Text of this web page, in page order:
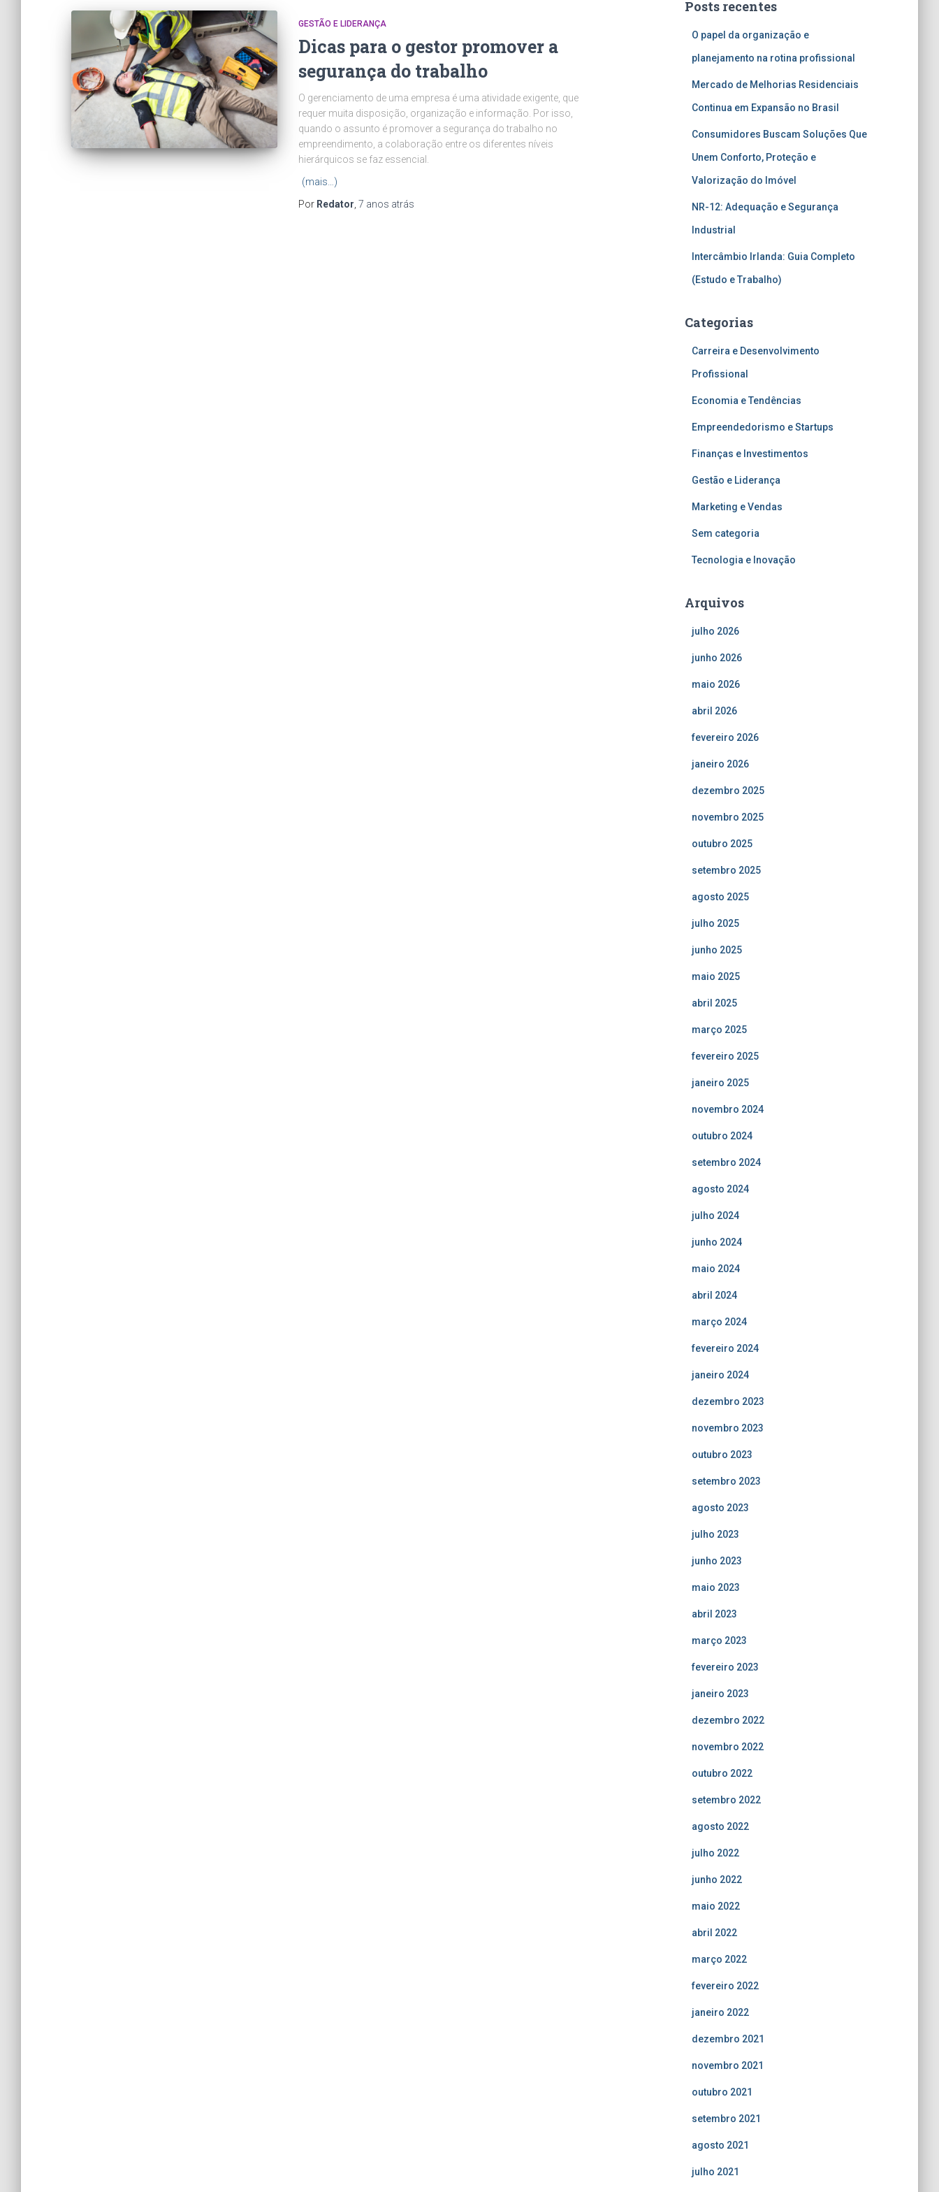
GESTÃO E LIDERANÇA
Dicas para o gestor promover a
segurança do trabalho
O gerenciamento de uma empresa é uma atividade exigente, que
requer muita disposição, organização e informação. Por isso,
quando o assunto é promover a segurança do trabalho no
empreendimento, a colaboração entre os diferentes níveis
hierárquicos se faz essencial.
(mais…)
Por Redator 7 anos atrás
Posts recentes
O papel da organização e
planejamento na rotina profissional
Mercado de Melhorias Residenciais
Continua em Expansão no Brasil
Consumidores Buscam Soluções Que
Unem Conforto, Proteção e
Valorização do Imóvel
NR-12: Adequação e Segurança
Industrial
Intercâmbio Irlanda: Guia Completo
(Estudo e Trabalho)
Categorias
Carreira e Desenvolvimento
Profissional
Economia e Tendências
Empreendedorismo e Startups
Finanças e Investimentos
Gestão e Liderança
Marketing e Vendas
Sem categoria
Tecnologia e Inovação
Arquivos
julho 2026
junho 2026
maio 2026
abril 2026
fevereiro 2026
janeiro 2026
dezembro 2025
novembro 2025
outubro 2025
setembro 2025
agosto 2025
julho 2025
junho 2025
maio 2025
abril 2025
março 2025
fevereiro 2025
janeiro 2025
novembro 2024
outubro 2024
setembro 2024
agosto 2024
julho 2024
junho 2024
maio 2024
abril 2024
março 2024
fevereiro 2024
janeiro 2024
dezembro 2023
novembro 2023
outubro 2023
setembro 2023
agosto 2023
julho 2023
junho 2023
maio 2023
abril 2023
março 2023
fevereiro 2023
janeiro 2023
dezembro 2022
novembro 2022
outubro 2022
setembro 2022
agosto 2022
julho 2022
junho 2022
maio 2022
abril 2022
março 2022
fevereiro 2022
janeiro 2022
dezembro 2021
novembro 2021
outubro 2021
setembro 2021
agosto 2021
julho 2021